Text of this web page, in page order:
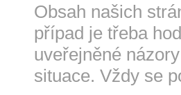
Obsah našich
případ je třeba
uveřejněné
situace. Vždy se